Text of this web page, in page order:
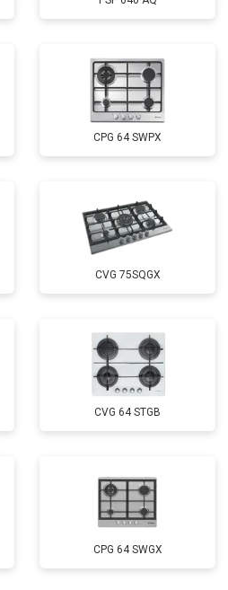
CPG 64 SWPX
CVG 75SQGX
CVG 64 STGB
CPG 64 SWGX